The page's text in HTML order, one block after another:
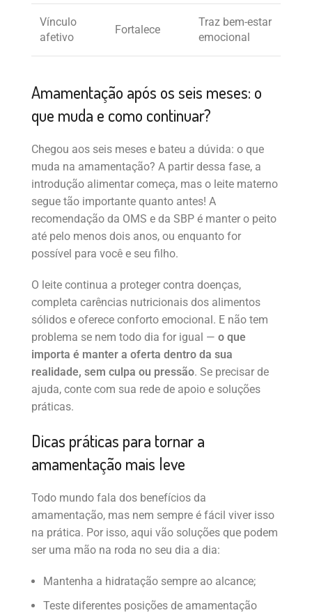
Vínculo
afetivo
Fortalece
Traz bem-estar
emocional
Amamentação após os seis meses: o
que muda e como continuar?
Chegou aos seis meses e bateu a dúvida: o que
muda na amamentação? A partir dessa fase, a
introdução alimentar começa, mas o leite materno
segue tão importante quanto antes! A
recomendação da OMS e da SBP é manter o peito
até pelo menos dois anos, ou enquanto for
possível para você e seu filho.
O leite continua a proteger contra doenças,
completa carências nutricionais dos alimentos
sólidos e oferece conforto emocional. E não tem
problema se nem todo dia for igual — o que
importa é manter a oferta dentro da sua
realidade, sem culpa ou pressão. Se precisar de
ajuda, conte com sua rede de apoio e soluções
práticas.
Dicas práticas para tornar a
amamentação mais leve
Todo mundo fala dos benefícios da
amamentação, mas nem sempre é fácil viver isso
na prática. Por isso, aqui vão soluções que podem
ser uma mão na roda no seu dia a dia:
Mantenha a hidratação sempre ao alcance;
Teste diferentes posições de amamentação